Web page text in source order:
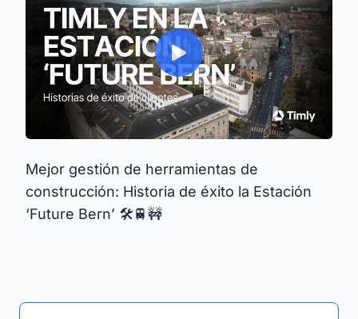
Mejor gestión de herramientas de
construcción: Historia de éxito la Estación
‘Future Bern’ 🛠️🚆🚧